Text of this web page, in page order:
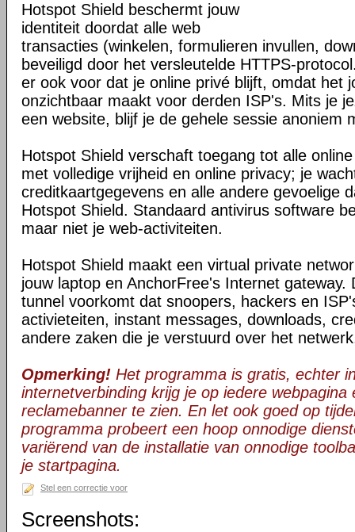
Hotspot Shield beschermt jouw
identiteit doordat alle web
transacties (winkelen, formulieren invullen,
beveiligd door het versleutelde HTTPS-
er ook voor dat je online privé blijft, omdat het
onzichtbaar maakt voor derden ISP's. Mits je
een website, blijf je de gehele sessie anoniem
Hotspot Shield verschaft toegang tot alle
met volledige vrijheid en online privacy; je
creditkaartgegevens en alle andere gevoelige
Hotspot Shield. Standaard antivirus software
maar niet je web-activiteiten.
Hotspot Shield maakt een virtual private
jouw laptop en AnchorFree's Internet gateway.
tunnel voorkomt dat snoopers, hackers en
activieteiten, instant messages, downloads,
andere zaken die je verstuurd over het
Opmerking! Het programma is gratis, echter
internetverbinding krijg je op iedere webpagina
reclamebanner te zien. En let ook goed op
programma probeert een hoop onnodige
variërend van de installatie van onnodige
je startpagina.
Stel een correctie voor
Screenshots: